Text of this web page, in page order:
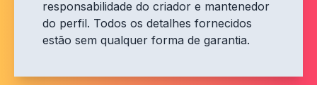
responsabilidade do criador e mantenedor
do perfil. Todos os detalhes fornecidos
estão sem qualquer forma de garantia.